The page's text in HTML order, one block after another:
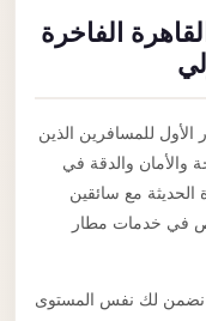
الفاخرة
للمسافرين الذين
والدقة في
مع سائقين
في خدمات مطار
نضمن لك نفس المستوى